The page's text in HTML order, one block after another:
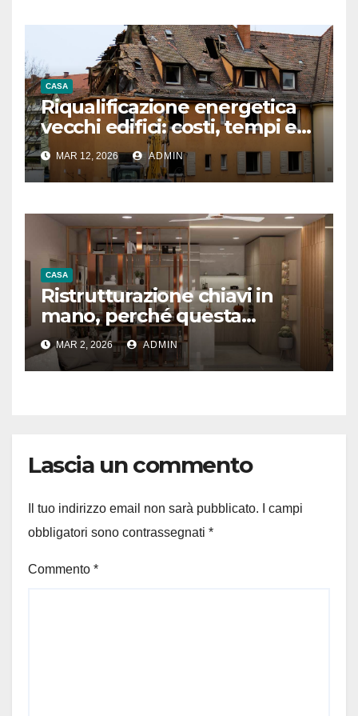
CASA
Riqualificazione energetica
vecchi edifici: costi, tempi e
vantaggi
MAR 12, 2026 ADMIN
CASA
Ristrutturazione chiavi in
mano, perché questa
formula convince sempre di
più?
MAR 2, 2026 ADMIN
Lascia un commento
Il tuo indirizzo email non sarà pubblicato.
I campi
obbligatori sono contrassegnati *
Commento *